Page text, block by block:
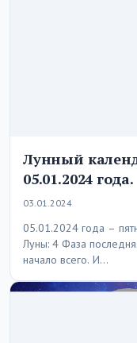
Лунный
05.01.2024 года.
03.01.2024
05.01.2024 года –
Луны: 4 Фаза
начало всего. И…